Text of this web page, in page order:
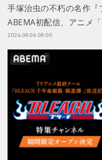
手塚治虫の不朽の名作
ABEMA初配信、アニメ
2026.08.06 08:00